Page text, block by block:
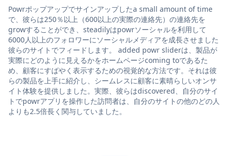
Powrポップアップでサインアップしたa small amount of time
で、彼らは250％以上（600以上の実際の連絡先）の連絡先を
growすることができ、steadilyはpowrソーシャルを利用して
6000人以上のフォロワーにソーシャルメディアを成長させました
彼らのサイトでフィードします。 added powr sliderは、製品が
実際にどのように見えるかをホームページcoming toであるた
め、顧客にすばやく表示するための視覚的な方法です。それは彼
らの製品を上手に紹介し、シームレスに顧客に素晴らしいオンサ
イト体験を提供しました。実際、彼らはdiscovered、自分のサイ
トでpowrアプリを操作した訪問者は、自分のサイトの他のどの人
よりも2.5倍長く関与していました。